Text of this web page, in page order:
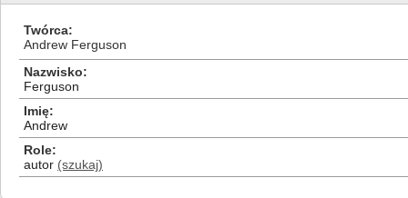
Twórca
Andrew Ferguson
Nazwisko
Ferguson
Imię
Andrew
Role
autor (szukaj)